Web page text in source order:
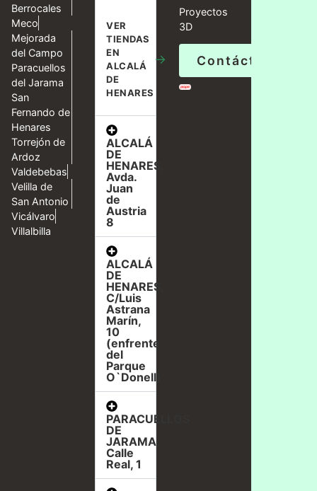
Berrocales
Meco
Mejorada
del Campo
Paracuellos
del Jarama
San
Fernando de
Henares
Torrejón de
Ardoz
Valdebebas
Velilla de
San Antonio
Vicálvaro
Villalbilla
VER
TIENDAS
EN
ALCALÁ
DE
HENARES
→
ALCALÁ
DE
HENARES,
Avda.
Juan
de
Austria
8
ALCALÁ
DE
HENARES,
C/Luis
Astrana
Marín,
10
(enfrente
del
Parque
O`Donell)
PARACUELLOS
DE
JARAMA,
Calle
Real, 1
Proyectos
3D
Contáctanos